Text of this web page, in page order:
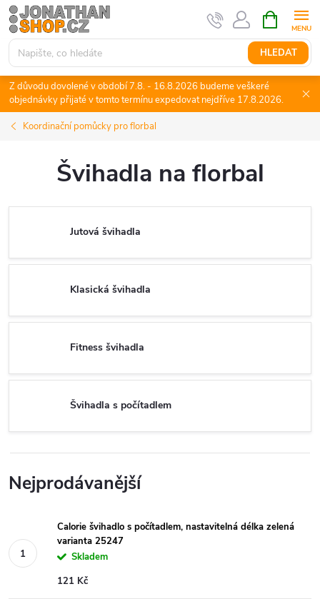
Přejít
na
obsah
HLEDAT
NÁKUPNÍ
KOŠÍK
Z důvodu dovolené v období 7.8. - 16.8.2026 budeme veškeré
objednávky přijaté v tomto termínu expedovat nejdříve 17.8.2026.
Koordinační pomůcky pro florbal
Švihadla na florbal
Jutová švihadla
Klasická švihadla
Fitness švihadla
Švihadla s počítadlem
Nejprodávanější
Calorie švihadlo s počítadlem, nastavitelná délka zelená
varianta 25247
Skladem
121 Kč